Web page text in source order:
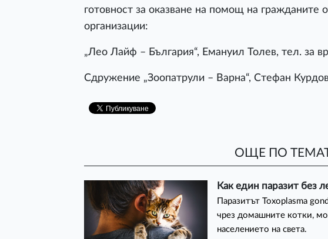
готовност за оказване на помощ на гражданите
организации:
„Лео Лайф – България“, Емануил Толев, тел. за
Сдружение „Зоопатрули – Варна“, Стефан
ОЩЕ ПО
Как един паразит без
Паразитът Toxoplasma
чрез домашните котки,
населението на света.